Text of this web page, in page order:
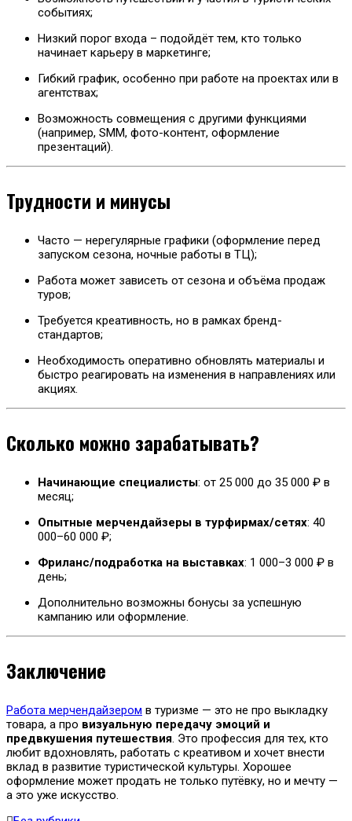
событиях;
Низкий порог входа – подойдёт тем, кто только
начинает карьеру в маркетинге;
Гибкий график, особенно при работе на проектах или в
агентствах;
Возможность совмещения с другими функциями
(например, SMM, фото-контент, оформление
презентаций).
Трудности и минусы
Часто — нерегулярные графики (оформление перед
запуском сезона, ночные работы в ТЦ);
Работа может зависеть от сезона и объёма продаж
туров;
Требуется креативность, но в рамках бренд-
стандартов;
Необходимость оперативно обновлять материалы и
быстро реагировать на изменения в направлениях или
акциях.
Сколько можно зарабатывать?
Начинающие специалисты: от 25 000 до 35 000 ₽ в
месяц;
Опытные мерчендайзеры в турфирмах/сетях: 40
000–60 000 ₽;
Фриланс/подработка на выставках: 1 000–3 000 ₽ в
день;
Дополнительно возможны бонусы за успешную
кампанию или оформление.
Заключение
Работа мерчендайзером в туризме — это не про выкладку
товара, а про визуальную передачу эмоций и
предвкушения путешествия. Это профессия для тех, кто
любит вдохновлять, работать с креативом и хочет внести
вклад в развитие туристической культуры. Хорошее
оформление может продать не только путёвку, но и мечту —
а это уже искусство.